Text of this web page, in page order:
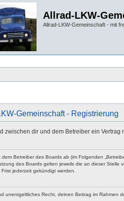
Allrad-LKW-
Allrad-LKW-Gemeinschaft - mit
Gemeinschaft - Registrierung
zwischen dir und dem Betreiber ein
Betreiber des Boards ab (im Folgenden
des Boards gelten jeweils die an dieser Stelle
jederzeit gekündigt werden.
unentgeltliches Recht, deinen Beitrag im Rahmen